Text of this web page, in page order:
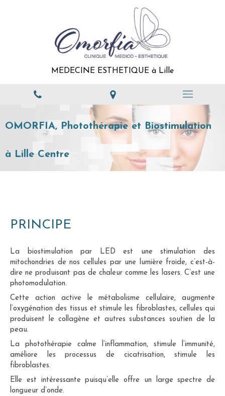
MEDECINE ESTHETIQUE à Lille
OMORFIA, Photothérapie et Biostimulation
à Lille Centre
PRINCIPE
La biostimulation par LED est une stimulation des
mitochondries de nos cellules par une lumière froide, c’est-à-
dire ne produisant pas de chaleur comme les lasers. C’est une
photomodulation.
Cette action active le métabolisme cellulaire, augmente
l’oxygénation des tissus et stimule les fibroblastes, cellules qui
produisent le collagène et autres substances soutien de la
peau.
La photothérapie calme l’inflammation, stimule l’immunité,
améliore les processus de cicatrisation, stimule les
fibroblastes.
Elle est intéressante puisqu’elle offre un large spectre de
longueur d’onde.